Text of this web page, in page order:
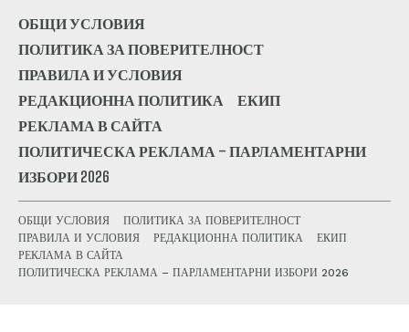
ОБЩИ УСЛОВИЯ
ПОЛИТИКА ЗА ПОВЕРИТЕЛНОСТ
ПРАВИЛА И УСЛОВИЯ
РЕДАКЦИОННА ПОЛИТИКА
ЕКИП
РЕКЛАМА В САЙТА
ПОЛИТИЧЕСКА РЕКЛАМА – ПАРЛАМЕНТАРНИ
ИЗБОРИ 2026
ОБЩИ УСЛОВИЯ
ПОЛИТИКА ЗА ПОВЕРИТЕЛНОСТ
ПРАВИЛА И УСЛОВИЯ
РЕДАКЦИОННА ПОЛИТИКА
ЕКИП
РЕКЛАМА В САЙТА
ПОЛИТИЧЕСКА РЕКЛАМА – ПАРЛАМЕНТАРНИ ИЗБОРИ 2026